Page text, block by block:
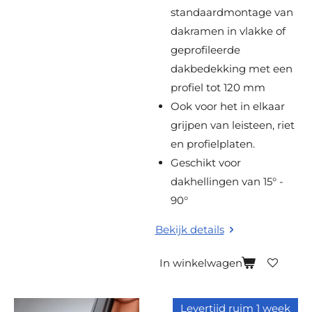
standaardmontage van
dakramen in vlakke of
geprofileerde
dakbedekking met een
profiel tot 120 mm
Ook voor het in elkaar
grijpen van leisteen, riet
en profielplaten.
Geschikt voor
dakhellingen van 15° -
90°
Bekijk details
In winkelwagen
Levertijd ruim 1 week